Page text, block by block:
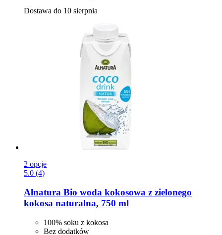
Dostawa do 10 sierpnia
2 opcje
5.0 (4)
Alnatura Bio woda kokosowa z zielonego
kokosa naturalna, 750 ml
100% soku z kokosa
Bez dodatków